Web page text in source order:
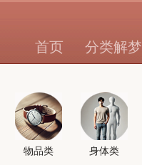
首页 分类解梦
物品类 身体类